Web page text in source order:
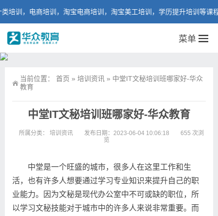
，电商培训，淘宝电商培训，淘宝美工培训，学历提升培训等课程。
菜单
当前位置： 首页 » 培训资讯 » 中堂IT文秘培训班哪家好-华众
教育
中堂IT文秘培训班哪家好-华众教育
所属分类： 培训资讯 发布日期：2023-06-04 10:06:18
655 次浏
览
中堂是一个旺盛的城市，很多人在这里工作和生
活，也有许多人想要通过学习专业知识来提升自己的职
业能力。因为文秘是现代办公室中不可或缺的职位，所
以学习文秘技能对于城市中的许多人来说非常重要。而